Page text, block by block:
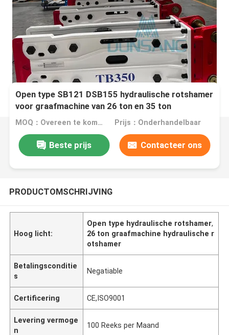
Open type SB121 DSB155 hydraulische rotshamer
voor graafmachine van 26 ton en 35 ton
MOQ：Overeen te komen Prijs：Onderhandelbaar
Beste prijs Contacteer ons
PRODUCTOMSCHRIJVING
Hoog licht:
Open type hydraulische rotshamer,
26 ton graafmachine hydraulische r
otshamer
Betalingsconditie
s
Negatiable
Certificering CE,ISO9001
Levering vermoge
n
100 Reeks per Maand